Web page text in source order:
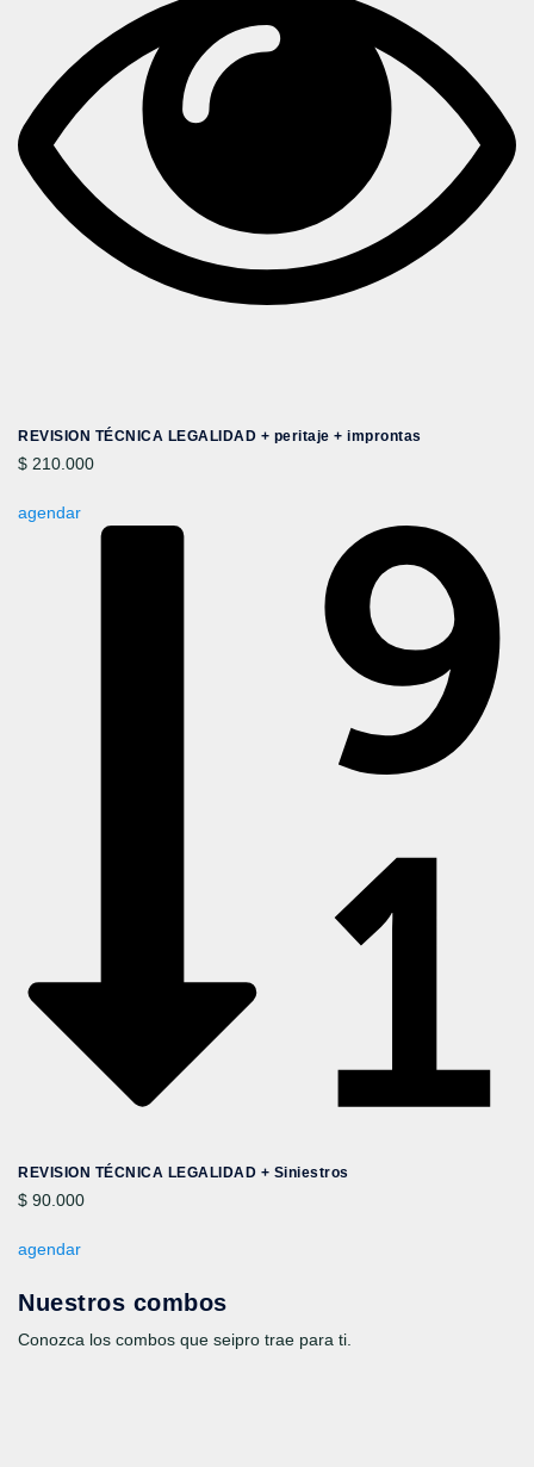
REVISION TÉCNICA LEGALIDAD + peritaje + improntas
$ 210.000
agendar
REVISION TÉCNICA LEGALIDAD + Siniestros
$ 90.000
agendar
Nuestros combos
Conozca los combos que seipro trae para ti.